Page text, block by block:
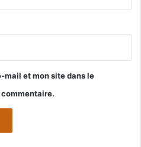
mail et mon site dans le